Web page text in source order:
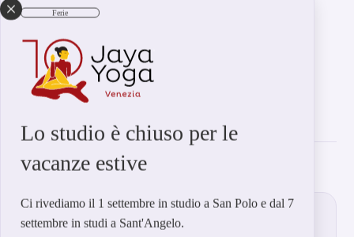
Ferie
Lo studio è chiuso per le
vacanze estive
Ci rivediamo il 1 settembre in studio a San Polo e dal 7
settembre in studi a Sant'Angelo.
Costo del workshop: 65€
Location
Jaya Yoga Venezia
Campo San Polo 2171
Partecipa al workshop:
MAGGIO